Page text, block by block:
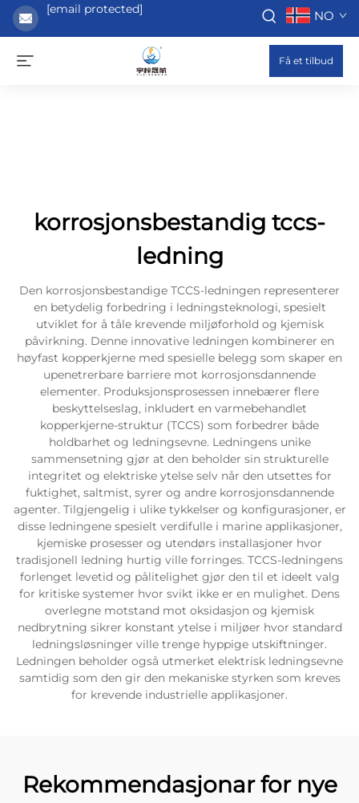
[email protected] NO
Få et tilbud
korrosjonsbestandig tccs-
ledning
Den korrosjonsbestandige TCCS-ledningen representerer
en betydelig forbedring i ledningsteknologi, spesielt
utviklet for å tåle krevende miljøforhold og kjemisk
påvirkning. Denne innovative ledningen kombinerer en
høyfast kopperkjerne med spesielle belegg som skaper en
upenetrerbare barriere mot korrosjonsdannende
elementer. Produksjonsprosessen innebærer flere
beskyttelseslag, inkludert en varmebehandlet
kopperkjerne-struktur (TCCS) som forbedrer både
holdbarhet og ledningsevne. Ledningens unike
sammensetning gjør at den beholder sin strukturelle
integritet og elektriske ytelse selv når den utsettes for
fuktighet, saltmist, syrer og andre korrosjonsdannende
agenter. Tilgjengelig i ulike tykkelser og konfigurasjoner, er
disse ledningene spesielt verdifulle i marine applikasjoner,
kjemiske prosesser og utendørs installasjoner hvor
tradisjonell ledning hurtig ville forringes. TCCS-ledningens
forlenget levetid og pålitelighet gjør den til et ideelt valg
for kritiske systemer hvor svikt ikke er en mulighet. Dens
overlegne motstand mot oksidasjon og kjemisk
nedbrytning sikrer konstant ytelse i miljøer hvor standard
ledningsløsninger ville trenge hyppige utskiftninger.
Ledningen beholder også utmerket elektrisk ledningsevne
samtidig som den gir den mekaniske styrken som kreves
for krevende industrielle applikasjoner.
Rekommendasjonar for nye